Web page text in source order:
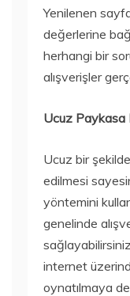
Yenilenen
değerlerine
herhangi bir
alışverişler
Ucuz Paykasa
Ucuz bir
edilmesi
yöntemini
genelinde
internet
oynatılmaya